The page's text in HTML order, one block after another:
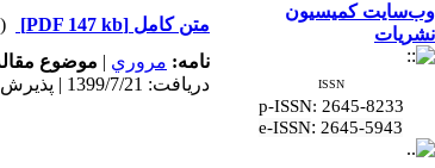
وب‌سایت کمیسیون
نشریات
ISSN
p-ISSN: 2645-8233
e-ISSN: 2645-5943
متن کامل [PDF 147 kb]
(۶۲۳ دریافت)
نامه: مروري | موضوع
دریافت: 1399/7/21 | پذیرش: 1398/12/29 | انتشار: 1398/12/29